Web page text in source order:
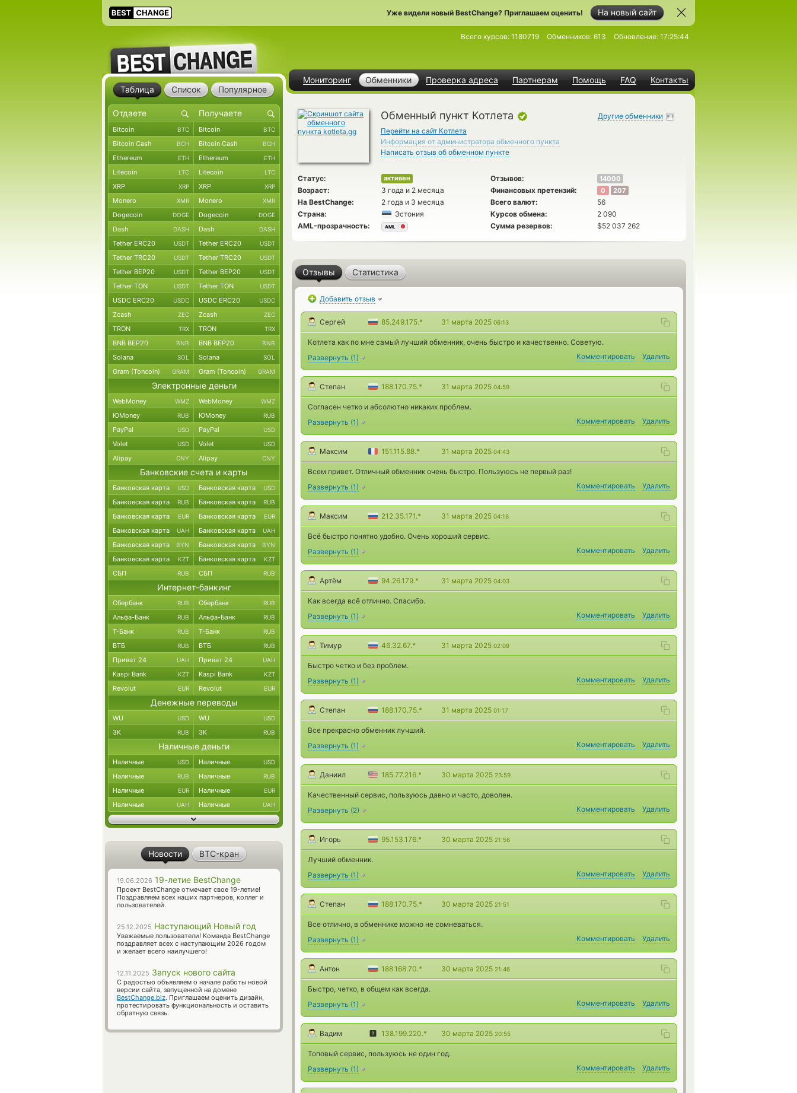
На новый сайт
Уже видели новый BestChange? Приглашаем оценить!
Мониторинг Обменники Проверка адреса Партнерам Помощь FAQ Контакты
Всего курсов: 1180719 Обменников: 613 Обновление: 17:25:44
Обменный пункт Котлета
Перейти на сайт Котлета
Информация от администратора обменного пункта
Написать отзыв об обменном пункте
Другие обменники
Статус: активен Отзывов: 14000
Возраст: 3 года и 2 месяца Финансовых претензий: 0 207
На BestChange: 2 года и 3 месяца Всего валют:
56
Страна:
Эстония Курсов обмена:
2 090
AML-прозрачность:
AML Сумма резервов: $52 037 262
Отзывы Статистика
Добавить отзыв
Сергей 85.249.175.* 31 марта 2025 06:13
Котлета как по мне самый лучший обменник, очень быстро и качественно. Советую.
Развернуть (1) Комментировать Удалить
Степан 188.170.75.* 31 марта 2025 04:59
Согласен четко и абсолютно никаких проблем.
Развернуть (1) Комментировать Удалить
Максим 151.115.88.* 31 марта 2025 04:43
Всем привет. Отличный обменник очень быстро. Пользуюсь не первый раз!
Развернуть (1) Комментировать Удалить
Максим 212.35.171.* 31 марта 2025 04:16
Всё быстро понятно удобно. Очень хороший сервис.
Развернуть (1) Комментировать Удалить
Артём 94.26.179.* 31 марта 2025 04:03
Как всегда всё отлично. Спасибо.
Развернуть (1) Комментировать Удалить
Тимур 46.32.67.* 31 марта 2025 02:09
Быстро четко и без проблем.
Развернуть (1) Комментировать Удалить
Степан 188.170.75.* 31 марта 2025 01:17
Все прекрасно обменник лучший.
Развернуть (1) Комментировать Удалить
Даниил 185.77.216.* 30 марта 2025 23:59
Качественный сервис, пользуюсь давно и часто, доволен.
Развернуть (2) Комментировать Удалить
Игорь 95.153.176.* 30 марта 2025 21:56
Лучший обменник.
Развернуть (1) Комментировать Удалить
Степан 188.170.75.* 30 марта 2025 21:51
Все отлично, в обменнике можно не сомневаться.
Развернуть (1) Комментировать Удалить
Антон 188.168.70.* 30 марта 2025 21:46
Быстро, четко, в общем как всегда.
Развернуть (1) Комментировать Удалить
Вадим 138.199.220.* 30 марта 2025 20:55
Топовый сервис, пользуюсь не один год.
Развернуть (1) Комментировать Удалить
Таблица Список Популярное
Bitcoin BTC Bitcoin BTC
Bitcoin Cash BCH Bitcoin Cash BCH
Ethereum ETH Ethereum ETH
Litecoin LTC Litecoin LTC
XRP XRP XRP XRP
Monero XMR Monero XMR
Dogecoin DOGE Dogecoin DOGE
Dash DASH Dash DASH
Tether ERC20 USDT Tether ERC20 USDT
Tether TRC20 USDT Tether TRC20 USDT
Tether BEP20 USDT Tether BEP20 USDT
Tether TON USDT Tether TON USDT
USDC ERC20 USDC USDC ERC20 USDC
Zcash ZEC Zcash ZEC
TRON TRX TRON TRX
BNB BEP20 BNB BNB BEP20 BNB
Solana SOL Solana SOL
Gram (Toncoin) GRAM Gram (Toncoin) GRAM
Электронные деньги
WebMoney WMZ WebMoney WMZ
ЮMoney RUB ЮMoney RUB
PayPal USD PayPal USD
Volet USD Volet USD
Alipay CNY Alipay CNY
Банковские счета и карты
Банковская карта USD Банковская карта USD
Банковская карта RUB Банковская карта RUB
Банковская карта EUR Банковская карта EUR
Банковская карта UAH Банковская карта UAH
Банковская карта BYN Банковская карта BYN
Банковская карта KZT Банковская карта KZT
СБП RUB СБП RUB
Интернет-банкинг
Сбербанк RUB Сбербанк RUB
Альфа-Банк RUB Альфа-Банк RUB
Т-Банк RUB Т-Банк RUB
ВТБ RUB ВТБ RUB
Приват 24 UAH Приват 24 UAH
Kaspi Bank KZT Kaspi Bank KZT
Revolut EUR Revolut EUR
Денежные переводы
WU USD WU USD
ЗК RUB ЗК RUB
Наличные деньги
Наличные USD Наличные USD
Наличные RUB Наличные RUB
Наличные EUR Наличные EUR
Наличные UAH Наличные UAH
Новости BTC-кран
19.06.2026 19-летие BestChange
Проект BestChange отмечает свое 19-летие!
Поздравляем всех наших партнеров, коллег и
пользователей.
25.12.2025 Наступающий Новый год
Уважаемые пользователи! Команда BestChange
поздравляет всех с наступающим 2026 годом
и желает всего наилучшего!
12.11.2025 Запуск нового сайта
С радостью объявляем о начале работы новой
версии сайта, запущенной на домене
BestChange.biz. Приглашаем оценить дизайн,
протестировать функциональность и оставить
обратную связь.